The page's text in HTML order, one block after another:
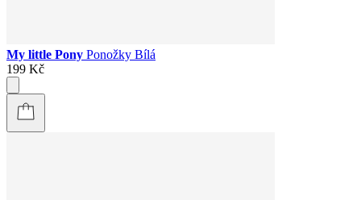
My little Pony Ponožky Bílá
199 Kč